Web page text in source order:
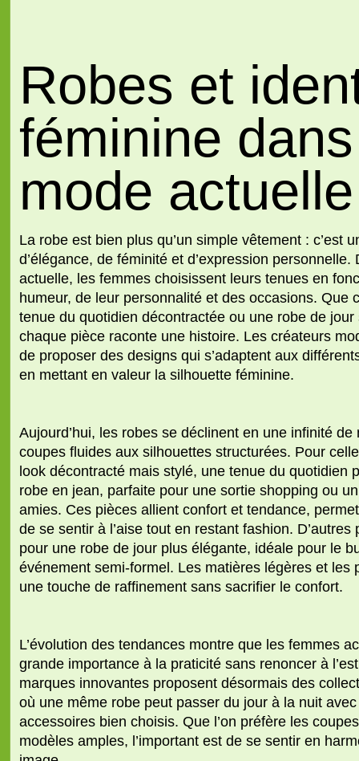
Robes et
féminine
mode actuelle
La robe est bien plus qu’un simple vêtement : c’est
d’élégance, de féminité et d’expression personnelle.
actuelle, les femmes choisissent leurs tenues en
humeur, de leur personnalité et des occasions. Que
tenue du quotidien décontractée ou une robe de jour
chaque pièce raconte une histoire. Les créateurs
de proposer des designs qui s’adaptent aux
en mettant en valeur la silhouette féminine.
Aujourd’hui, les robes se déclinent en une infinité de
coupes fluides aux silhouettes structurées. Pour
look décontracté mais stylé, une tenue du quotidien
robe en jean, parfaite pour une sortie shopping ou
amies. Ces pièces allient confort et tendance,
de se sentir à l’aise tout en restant fashion. D’autres
pour une robe de jour plus élégante, idéale pour le
événement semi-formel. Les matières légères et les
une touche de raffinement sans sacrifier le confort.
L’évolution des tendances montre que les femmes
grande importance à la praticité sans renoncer à
marques innovantes proposent désormais des
où une même robe peut passer du jour à la nuit
accessoires bien choisis. Que l’on préfère les
modèles amples, l’important est de se sentir en